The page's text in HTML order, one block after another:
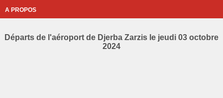
A PROPOS
Départs de l'aéroport de Djerba Zarzis le jeudi 03 octobre
2024